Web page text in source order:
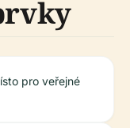
pro veřejné